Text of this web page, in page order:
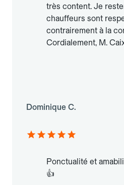
très content. Je
chauffeurs sont
contrairement à la
Cordialement, M.
Dominique C.
Ponctualité et
👍